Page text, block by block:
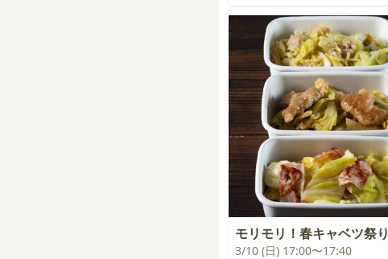
モリモリ！春キャベツ祭り
3/10 (日) 17:00〜17:40